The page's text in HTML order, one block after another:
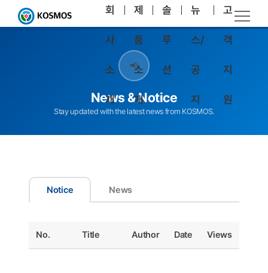
회
사
소
개
제
품
소
개
솔
루
션
뉴
스/
공
지
고
객
지
원
📢
News & Notice
Stay updated with the latest news from KOSMOS.
Notice News
No. Title Author Date Views